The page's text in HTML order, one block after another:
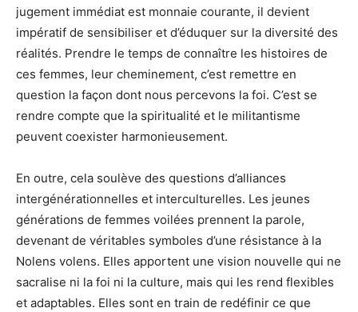
jugement immédiat est monnaie courante, il devient
impératif de sensibiliser et d’éduquer sur la diversité des
réalités. Prendre le temps de connaître les histoires de
ces femmes, leur cheminement, c’est remettre en
question la façon dont nous percevons la foi. C’est se
rendre compte que la spiritualité et le militantisme
peuvent coexister harmonieusement.
En outre, cela soulève des questions d’alliances
intergénérationnelles et interculturelles. Les jeunes
générations de femmes voilées prennent la parole,
devenant de véritables symboles d’une résistance à la
Nolens volens. Elles apportent une vision nouvelle qui ne
sacralise ni la foi ni la culture, mais qui les rend flexibles
et adaptables. Elles sont en train de redéfinir ce que